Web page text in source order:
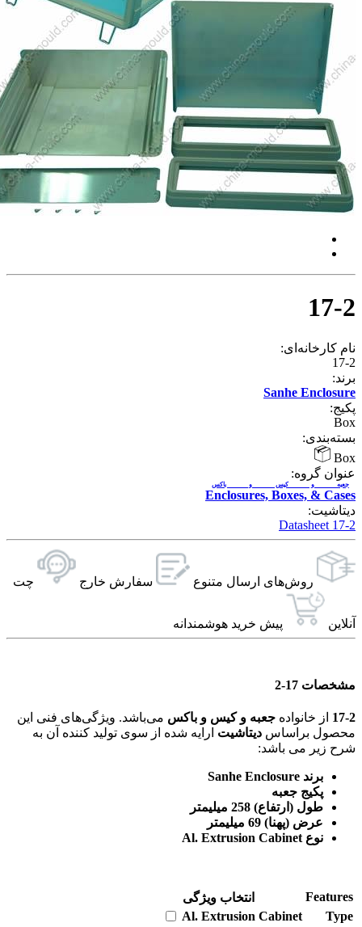
کارخانه‌ای:
Sanhe
گروه:
Enclosures, Boxes, &
و کیس و باکس
17-
روش‌های ارسال‌ متنوع سفارش خارج چت
پیش خرید هوشمندانه
17-2
از خانوادهجعبه و کیس و باکس می‌باشد. ویژگی‌های فنی این
براساسدیتاشیتارایه شده از سوی تولید کننده آن به
زیر می باشد:
برند Sanhe Enclosure
پکیج جعبه
طول (ارتفاع) 258 میلیمتر
عرض (پهنا) 69 میلیمتر
نوع Al. Extrusion Cabinet
انتخاب ویژگی
Al. Extrusion Cabinet